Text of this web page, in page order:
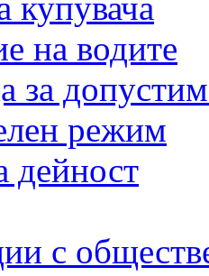
на водите
за
режим
дейност
с